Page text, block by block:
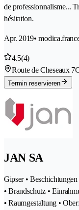
de professionnalisme...
hésitation.
Apr. 2019•
4.5(4)
Route de Cheseaux
Termin reservieren
JAN SA
Gipser •
• Brandschutz •
• Raumgestaltung •